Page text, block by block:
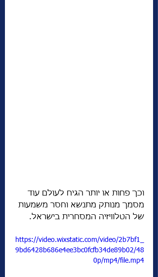
וכך פחות או יותר הגיח לעולם עוד
מסמך מנותק מתנשא וחסר משמעות
של הטלוויזיה המסחרית בישראל.
https://video.wixstatic.com/video/2b7bf1_
9bd6428b686e4ee3bc0fcfb34de89b02/48
0p/mp4/file.mp4